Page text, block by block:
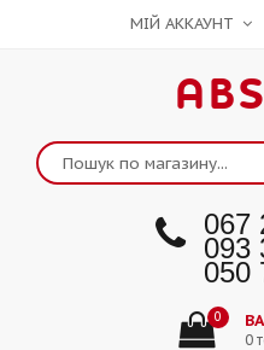
МІЙ АККАУНТ
ABS
067
093
050
0
0